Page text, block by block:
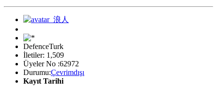
DefenceTurk
İletiler: 1,509
Üyeler No :62972
Durumu:Çevrimdışı
Kayıt Tarihi